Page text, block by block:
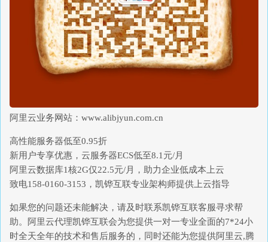
阿里云业务网站：www.alibjyun.com.cn
高性能服务器低至0.95折
新用户专享优惠，云服务器ECS低至8.1元/月
阿里云数据库1核2G仅22.5元/月，助力企业低成本上云
致电158-0160-3153，凯铧互联专业架构师提供上云指导
如果您的问题还未能解决，请及时联系凯铧互联客服寻求帮
助。阿里云代理凯铧互联会为您提供一对一专业全面的7*24小
时全天全年的技术和售后服务的，同时还能为您提供阿里云,腾